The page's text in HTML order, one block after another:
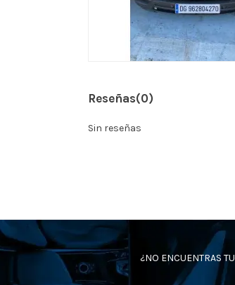
Reseñas(0)
Sin reseñas
¿NO ENCUENTRAS